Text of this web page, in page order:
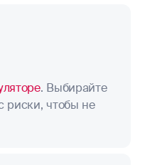
. Выбирайте
риски, чтобы не